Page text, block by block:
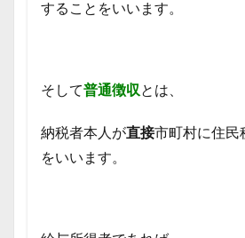
することをいいます。
そして普通徴収とは、
納税者本人が直接市町村に住民
をいいます。